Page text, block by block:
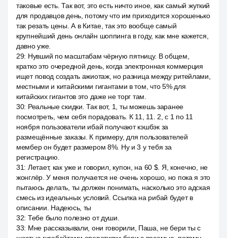
таковые есть. Так вот, это есть ничто иное, как самый жуткий
для продавцов день, потому что им приходится хорошенько
так резать цены. А в Китае, так это вообще самый
крупнейший день онлайн шоппинга в году, как мне кажется,
давно уже.
29: Нувший по масштабам чёрную пятницу. В общем,
кратко это очередной день, когда электронная коммерция
ищет повод создать ажиотаж, но разница между ритейлами,
местными и китайскими гигантами в том, что 5% для
китайских гигантов это даже не торг там.
30: Реальные скидки. Так вот, 1, ты можешь заранее
посмотреть, чем себя порадовать. К 11, 11. 2, с 1 по 11
ноября пользователи ибай получают кэшбэк за
размещённые заказы. К примеру, для пользователей
мембер он будет размером 8%. Ну и 3 у тебя за
регистрацию.
31: Летает, как уже и говорил, купон, на 60 $. Я, конечно, не
жонглёр. У меня получается не очень хорошо, но пока я это
пытаюсь делать, ты должен понимать, насколько это адская
смесь из идеальных условий. Ссылка на рибай будет в
описании. Надеюсь, ты
32: Тебе было полезно от души.
33: Мне рассказывали, они говорили, Паша, не бери ты с